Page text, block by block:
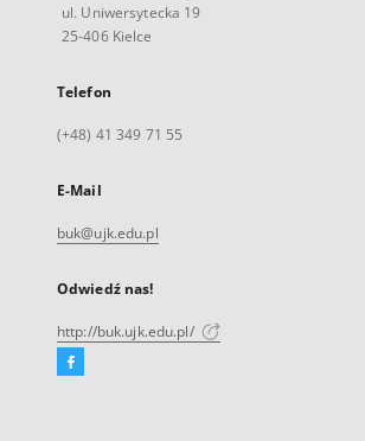
ul. Uniwersytecka 19
25-406 Kielce
Telefon
(+48) 41 349 71 55
E-Mail
buk@ujk.edu.pl
Odwiedź nas!
http://buk.ujk.edu.pl/
Facebook